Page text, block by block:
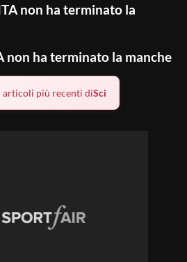
non ha terminato la
non ha terminato la manche
articoli più recenti diSci